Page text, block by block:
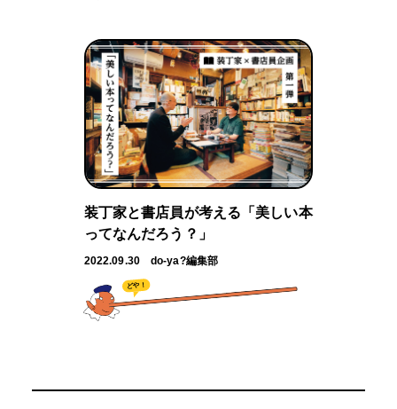
装丁家と書店員が考える「美しい本
ってなんだろう？」
2022.09.30 do-ya?編集部
どや！